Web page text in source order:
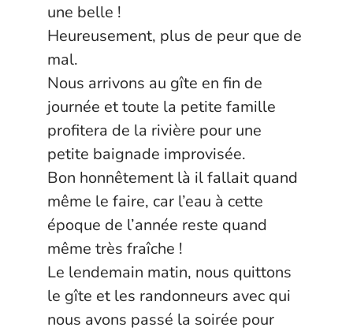
une belle !
Heureusement, plus de peur que de
mal.
Nous arrivons au gîte en fin de
journée et toute la petite famille
profitera de la rivière pour une
petite baignade improvisée.
Bon honnêtement là il fallait quand
même le faire, car l’eau à cette
époque de l’année reste quand
même très fraîche !
Le lendemain matin, nous quittons
le gîte et les randonneurs avec qui
nous avons passé la soirée pour